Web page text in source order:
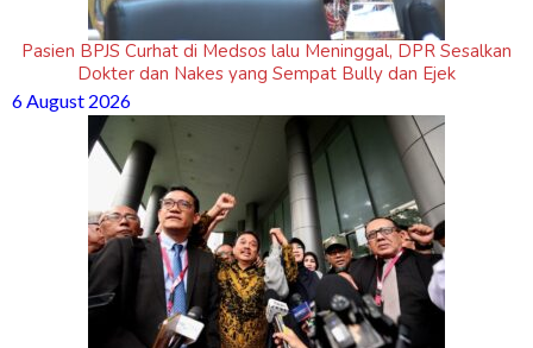
Pasien BPJS Curhat di Medsos lalu Meninggal, DPR Sesalkan
Dokter dan Nakes yang Sempat Bully dan Ejek
6 August 2026